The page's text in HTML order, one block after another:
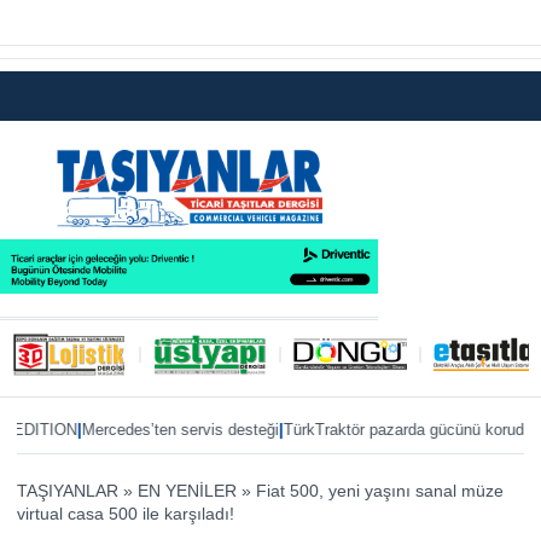
|Mercedes’ten servis desteği|TürkTraktör pazarda gücünü korudu|
TAŞIYANLAR » EN YENİLER » Fiat 500, yeni yaşını sanal müze
virtual casa 500 ile karşıladı!